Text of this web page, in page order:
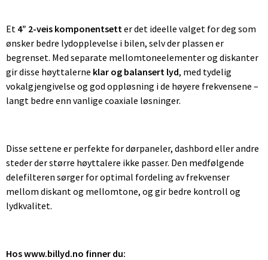
Et 4” 2-veis komponentsett er det ideelle valget for deg som
ønsker bedre lydopplevelse i bilen, selv der plassen er
begrenset. Med separate mellomtoneelementer og diskanter
gir disse høyttalerne klar og balansert lyd, med tydelig
vokalgjengivelse og god oppløsning i de høyere frekvensene –
langt bedre enn vanlige coaxiale løsninger.
Disse settene er perfekte for dørpaneler, dashbord eller andre
steder der større høyttalere ikke passer. Den medfølgende
delefilteren sørger for optimal fordeling av frekvenser
mellom diskant og mellomtone, og gir bedre kontroll og
lydkvalitet.
Hos www.billyd.no finner du: